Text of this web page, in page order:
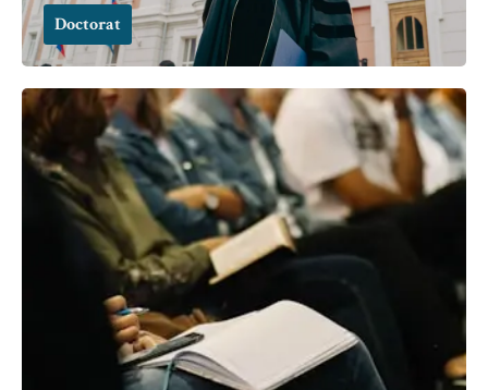
Doctorat